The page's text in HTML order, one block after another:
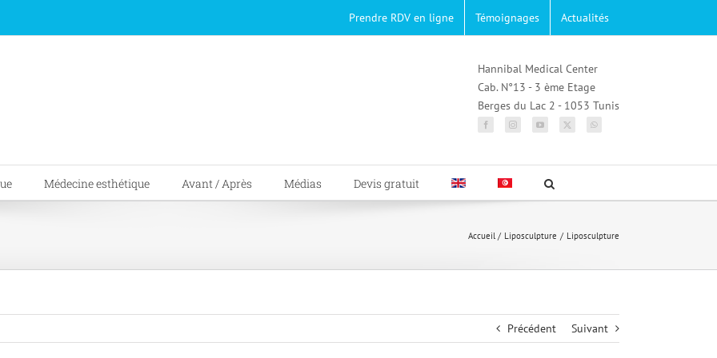
Prendre RDV en ligne Témoignages Actualités
Hannibal Medical Center
Cab. N°13 - 3 ème Etage
Berges du Lac 2 - 1053 Tunis
Médecine esthétique Avant / Après Médias Devis gratuit
Accueil Liposculpture Liposculpture
Précédent Suivant